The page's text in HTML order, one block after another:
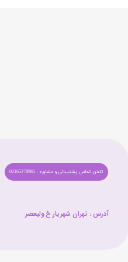
تلفن تماس پشتیبانی و مشاوره : 02165278985
آدرس : تهران شهریار خ ولیعصر​​​​​​​